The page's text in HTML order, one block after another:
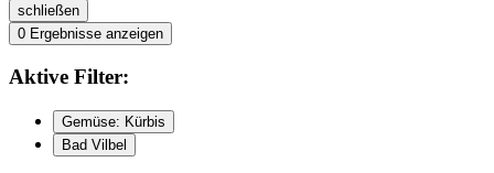
schließen
0 Ergebnisse anzeigen
Aktive Filter:
Gemüse: Kürbis
Bad Vilbel